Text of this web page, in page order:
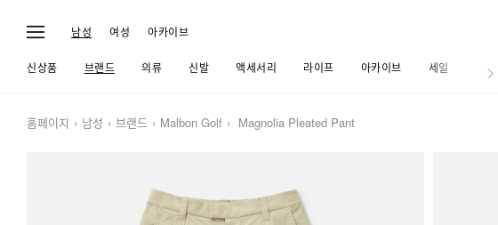
남성 여성 아카이브
신상품 브랜드 의류 신발 액세서리 라이프 아카이브 세일 저널
홈페이지 남성 브랜드 Malbon Golf Magnolia Pleated Pant